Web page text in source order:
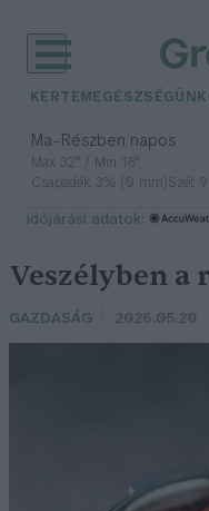
KERTEM EGÉSZSÉGÜNK
Ma– Részben napos
Max 32° / Min 18°
Csapadék: 3% (0 mm)Szél:
időjárási adatok:
Veszélyben a
GAZDASÁG 2026.05.20